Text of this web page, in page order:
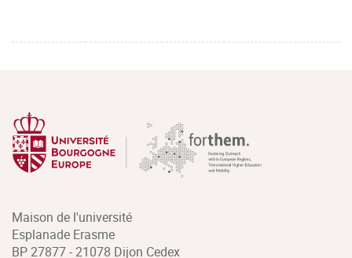
Maison de l'université
Esplanade Erasme
BP 27877 - 21078 Dijon Cedex